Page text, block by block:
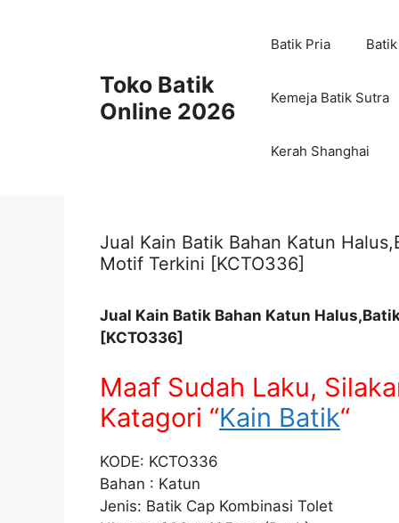
Toko Batik
Online 2026
Batik Pria
Kemeja Batik Sutra
Kerah Shanghai
Jual Kain Batik Bahan Katun
Motif Terkini [KCTO336]
Jual Kain Batik Bahan Katun
[KCTO336]
Maaf Sudah Laku,
Katagori “Kain Batik“
KODE: KCTO336
Bahan : Katun
Jenis: Batik Cap Kombinasi Tolet